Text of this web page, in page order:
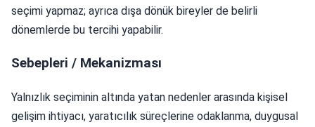
seçimi yapmaz; ayrıca dışa dönük bireyler de belirli
dönemlerde bu tercihi yapabilir.
Sebepleri / Mekanizması
Yalnızlık seçiminin altında yatan nedenler arasında kişisel
gelişim ihtiyacı, yaratıcılık süreçlerine odaklanma, duygusal